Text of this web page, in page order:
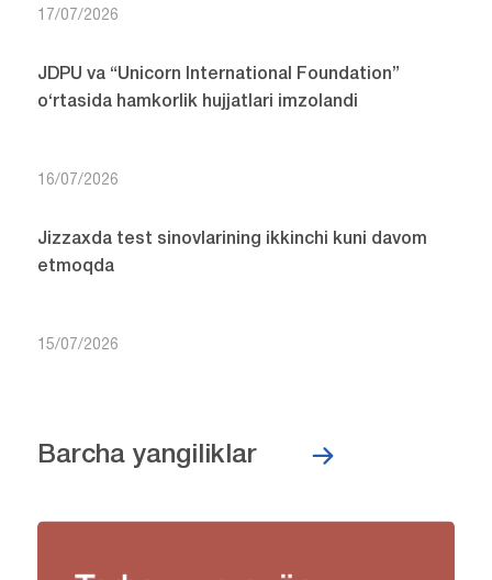
17/07/2026
JDPU va “Unicorn International Foundation”
o‘rtasida hamkorlik hujjatlari imzolandi
16/07/2026
Jizzaxda test sinovlarining ikkinchi kuni davom
etmoqda
15/07/2026
Barcha yangiliklar